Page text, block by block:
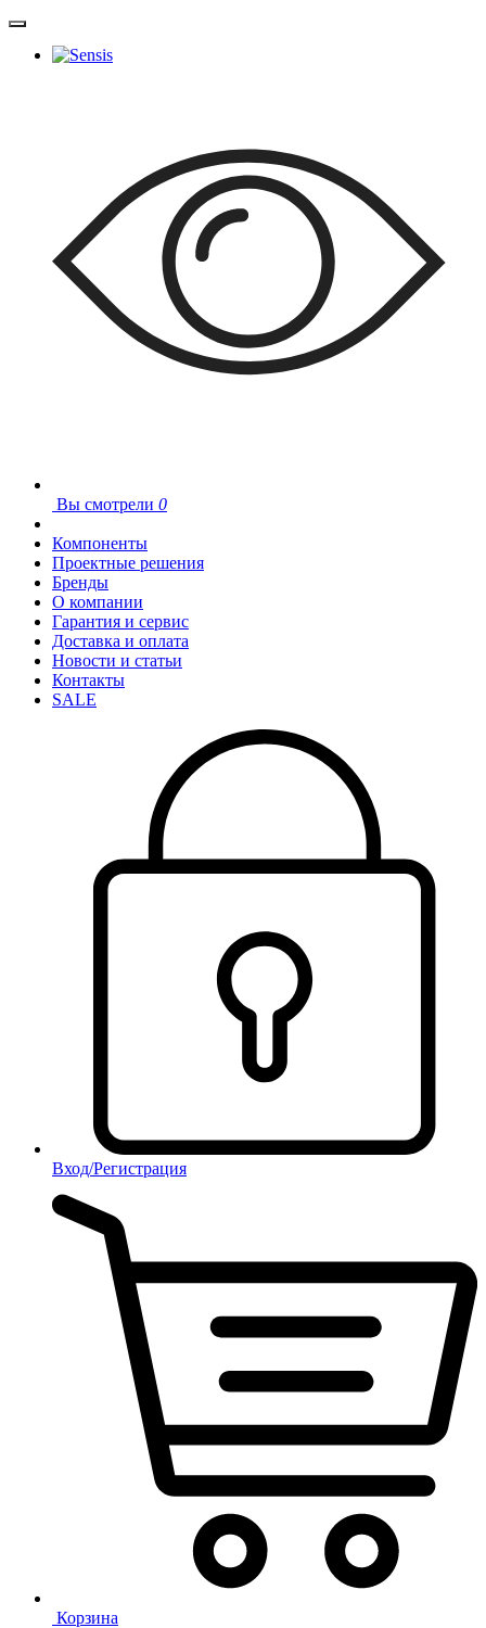
Вы смотрели 0
Компоненты
Проектные решения
Бренды
О компании
Гарантия и сервис
Доставка и оплата
Новости и статьи
Контакты
SALE
Вход/Регистрация
Корзина